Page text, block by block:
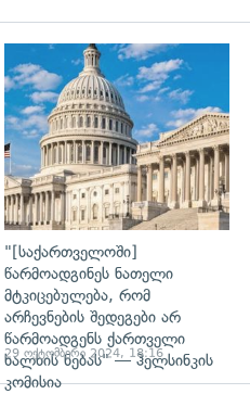
გადახედვა
"[საქართველოში]
წარმოადგინეს ნათელი
მტკიცებულება, რომ
არჩევნების შედეგები არ
წარმოადგენს ქართველი
ხალხის ნებას" — ჰელსინკის
კომისია
29 ოქტომბერი 2024, 18:16